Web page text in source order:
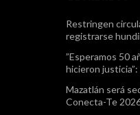
Restringen
registrarse
”Esperamos 50
hicieron
Mazatlán será
Conecta-Te